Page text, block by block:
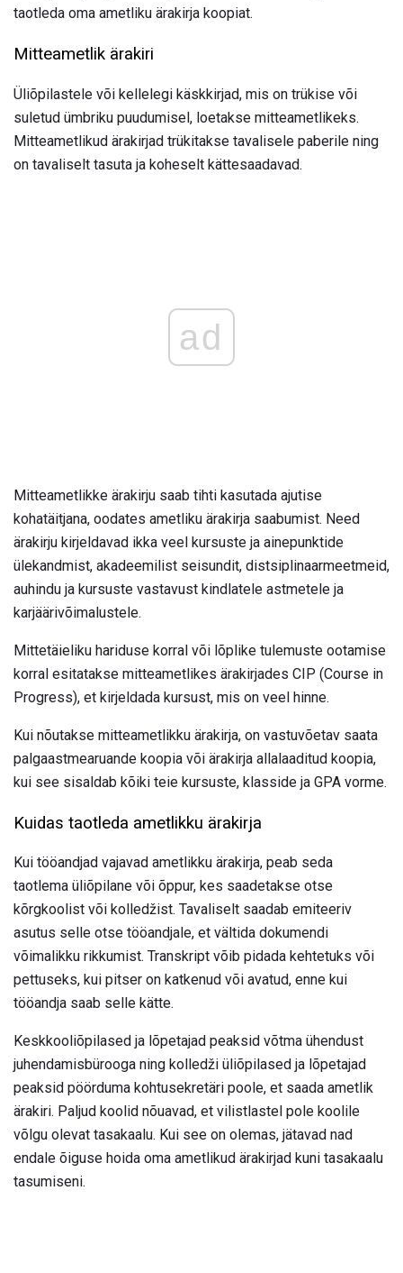
taotleda oma ametliku ärakirja koopiat.
Mitteametlik ärakiri
Üliõpilastele või kellelegi käskkirjad, mis on trükise või
suletud ümbriku puudumisel, loetakse mitteametlikeks.
Mitteametlikud ärakirjad trükitakse tavalisele paberile ning
on tavaliselt tasuta ja koheselt kättesaadavad.
ad
Mitteametlikke ärakirju saab tihti kasutada ajutise
kohatäitjana, oodates ametliku ärakirja saabumist. Need
ärakirju kirjeldavad ikka veel kursuste ja ainepunktide
ülekandmist, akadeemilist seisundit, distsiplinaarmeetmeid,
auhindu ja kursuste vastavust kindlatele astmetele ja
karjäärivõimalustele.
Mittetäieliku hariduse korral või lõplike tulemuste ootamise
korral esitatakse mitteametlikes ärakirjades CIP (Course in
Progress), et kirjeldada kursust, mis on veel hinne.
Kui nõutakse mitteametlikku ärakirja, on vastuvõetav saata
palgaastmearuande koopia või ärakirja allalaaditud koopia,
kui see sisaldab kõiki teie kursuste, klasside ja GPA vorme.
Kuidas taotleda ametlikku ärakirja
Kui tööandjad vajavad ametlikku ärakirja, peab seda
taotlema üliõpilane või õppur, kes saadetakse otse
kõrgkoolist või kolledžist. Tavaliselt saadab emiteeriv
asutus selle otse tööandjale, et vältida dokumendi
võimalikku rikkumist. Transkript võib pidada kehtetuks või
pettuseks, kui pitser on katkenud või avatud, enne kui
tööandja saab selle kätte.
Keskkooliõpilased ja lõpetajad peaksid võtma ühendust
juhendamisbürooga ning kolledži üliõpilased ja lõpetajad
peaksid pöörduma kohtusekretäri poole, et saada ametlik
ärakiri. Paljud koolid nõuavad, et vilistlastel pole koolile
võlgu olevat tasakaalu. Kui see on olemas, jätavad nad
endale õiguse hoida oma ametlikud ärakirjad kuni tasakaalu
tasumiseni.